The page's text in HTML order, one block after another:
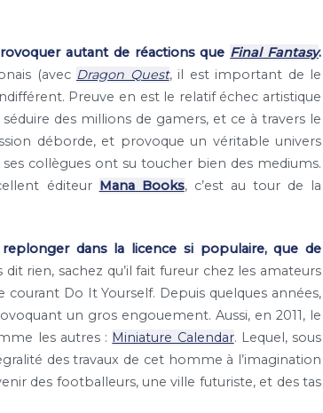
autant de réactions que Final Fantasy.
(avec Dragon Quest, il est important de le
Preuve en est le relatif échec artistique
des millions de gamers, et ce à travers le
déborde, et provoque un véritable univers
ses collègues ont su toucher bien des mediums.
éditeur Mana Books, c’est au tour de la
dans la licence si populaire, que de
rien, sachez qu’il fait fureur chez les amateurs
Do It Yourself. Depuis quelques années,
un gros engouement. Aussi, en 2011, le
les autres : Miniature Calendar. Lequel, sous
des travaux de cet homme à l’imagination
des footballeurs, une ville futuriste, et des tas